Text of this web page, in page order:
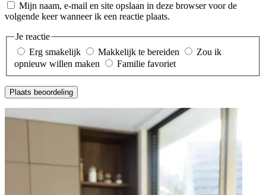
Mijn naam, e-mail en site opslaan in deze browser voor de
volgende keer wanneer ik een reactie plaats.
Je reactie
Erg smakelijk
Makkelijk te bereiden
Zou ik
opnieuw willen maken
Familie favoriet
Plaats beoordeling